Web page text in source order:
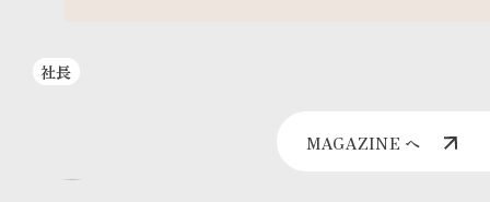
社長
MAGAZINE へ